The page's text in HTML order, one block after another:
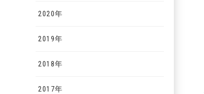
2020年
2019年
2018年
2017年